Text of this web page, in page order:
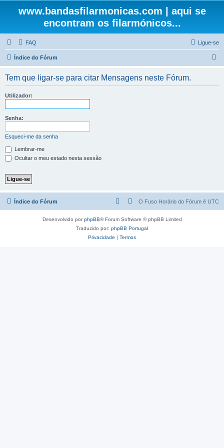
www.bandasfilarmonicas.com | aqui se
encontram os filarmónicos...
FAQ Ligue-se
Índice do Fórum
Tem que ligar-se para citar Mensagens neste Fórum.
Utilizador:
Senha:
Esqueci-me da senha
Lembrar-me
Ocultar o meu estado nesta sessão
Índice do Fórum O Fuso Horário do Fórum é UTC
Desenvolvido porphpBB® Forum Software © phpBB Limited
Traduzido por: phpBB Portugal
Privacidade | Termos